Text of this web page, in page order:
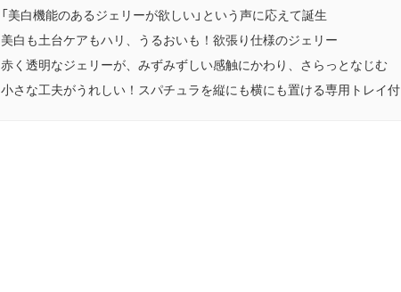
「美白機能のあるジェリーが欲しい」という声に応えて誕生
美白も土台ケアもハリ、うるおいも！欲張り仕様のジェリー
赤く透明なジェリーが、みずみずしい感触にかわり、さらっとなじむ
小さな工夫がうれしい！スパチュラを縦にも横にも置ける専用トレイ付